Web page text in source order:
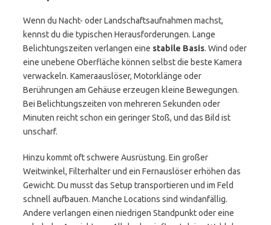
Wenn du Nacht- oder Landschaftsaufnahmen machst,
kennst du die typischen Herausforderungen. Lange
Belichtungszeiten verlangen eine stabile Basis. Wind oder
eine unebene Oberfläche können selbst die beste Kamera
verwackeln. Kameraauslöser, Motorklänge oder
Berührungen am Gehäuse erzeugen kleine Bewegungen.
Bei Belichtungszeiten von mehreren Sekunden oder
Minuten reicht schon ein geringer Stoß, und das Bild ist
unscharf.
Hinzu kommt oft schwere Ausrüstung. Ein großer
Weitwinkel, Filterhalter und ein Fernauslöser erhöhen das
Gewicht. Du musst das Setup transportieren und im Feld
schnell aufbauen. Manche Locations sind windanfällig.
Andere verlangen einen niedrigen Standpunkt oder eine